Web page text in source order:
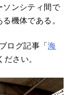
ンシティ間で
機体である。
ログ記事「海
さい。